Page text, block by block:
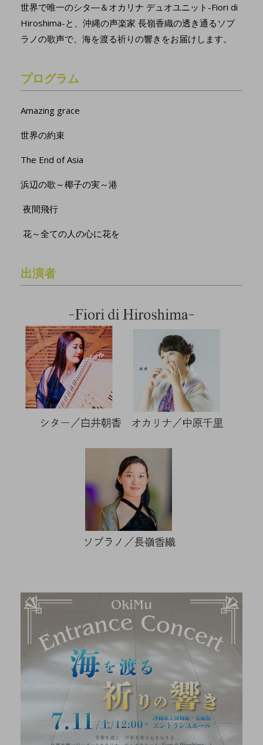
世界で唯一のシタ―＆オカリナ デュオユニット-Fiori di
Hiroshima-と、沖縄の声楽家 長嶺香織の透き通るソプ
ラノの歌声で、海を渡る祈りの響きをお届けします。
プログラム
Amazing grace
世界の約束
The End of Asia
浜辺の歌～椰子の実～港
夜間飛行
花～全ての人の心に花を
出演者